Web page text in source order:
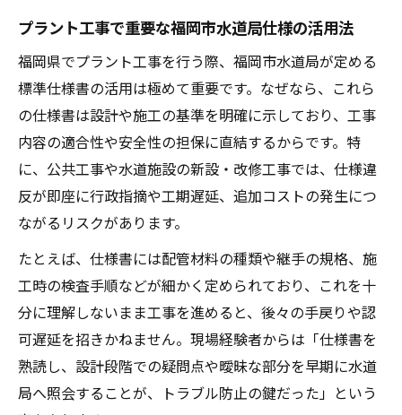
プラント工事で重要な福岡市水道局仕様の活用法
福岡県でプラント工事を行う際、福岡市水道局が定める
標準仕様書の活用は極めて重要です。なぜなら、これら
の仕様書は設計や施工の基準を明確に示しており、工事
内容の適合性や安全性の担保に直結するからです。特
に、公共工事や水道施設の新設・改修工事では、仕様違
反が即座に行政指摘や工期遅延、追加コストの発生につ
ながるリスクがあります。
たとえば、仕様書には配管材料の種類や継手の規格、施
工時の検査手順などが細かく定められており、これを十
分に理解しないまま工事を進めると、後々の手戻りや認
可遅延を招きかねません。現場経験者からは「仕様書を
熟読し、設計段階での疑問点や曖昧な部分を早期に水道
局へ照会することが、トラブル防止の鍵だった」という